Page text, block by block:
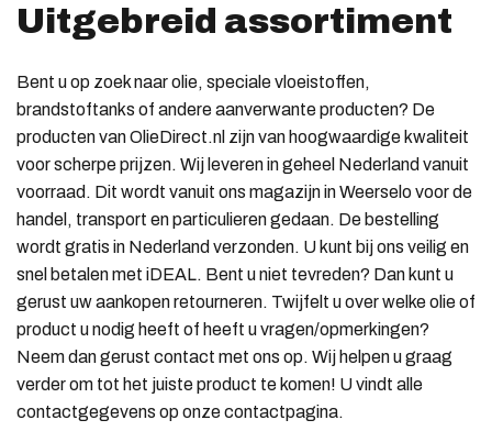
Uitgebreid assortiment
Bent u op zoek naar olie, speciale vloeistoffen,
brandstoftanks of andere aanverwante producten? De
producten van OlieDirect.nl zijn van hoogwaardige kwaliteit
voor scherpe prijzen. Wij leveren in geheel Nederland vanuit
voorraad. Dit wordt vanuit ons magazijn in Weerselo voor de
handel, transport en particulieren gedaan. De bestelling
wordt gratis in Nederland verzonden. U kunt bij ons veilig en
snel betalen met iDEAL. Bent u niet tevreden? Dan kunt u
gerust uw aankopen retourneren. Twijfelt u over welke olie of
product u nodig heeft of heeft u vragen/opmerkingen?
Neem dan gerust contact met ons op. Wij helpen u graag
verder om tot het juiste product te komen! U vindt alle
contactgegevens op onze contactpagina.